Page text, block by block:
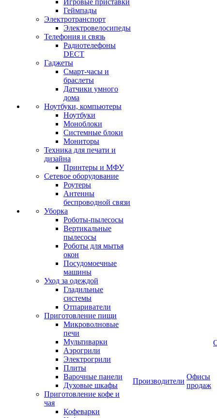
Игровые приставки
Геймпады
Электротранспорт
Электровелосипеды
Телефония и связь
Радиотелефоны
DECT
Гаджеты
Смарт-часы и
браслеты
Датчики умного
дома
Ноутбуки, компьютеры
Ноутбуки
Моноблоки
Системные блоки
Мониторы
Техника для печати и
дизайна
Принтеры и МФУ
Сетевое оборудование
Роутеры
Антенны
беспроводной связи
Уборка
Роботы-пылесосы
Вертикальные
пылесосы
Роботы для мытья
окон
Посудомоечные
машины
Уход за одеждой
Гладильные
системы
Отпариватели
Приготовление пищи
Микроволновые
печи
Мультиварки
Аэрогрили
Электрогрили
Плиты
Варочные панели
Духовые шкафы
Приготовление кофе и
чая
Кофеварки
Производители
Офисы
продаж